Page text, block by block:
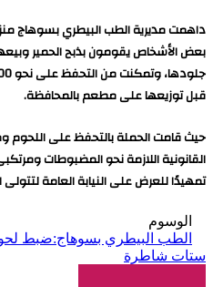
داهمت مديرية الطب البيطري بسوهاج
بعض الأشخاص يقومون بذبح الحمير
قبل توزيعها على مطعم بالمحافظة.
حيث قامت الحملة بالتحفظ على اللحوم
القانونية اللازمة نحو المضبوطات
تمهيدًا للعرض على النيابة العامة
الوسوم
الطب البيطري بسوهاج:ضبط
ستات شاطرة